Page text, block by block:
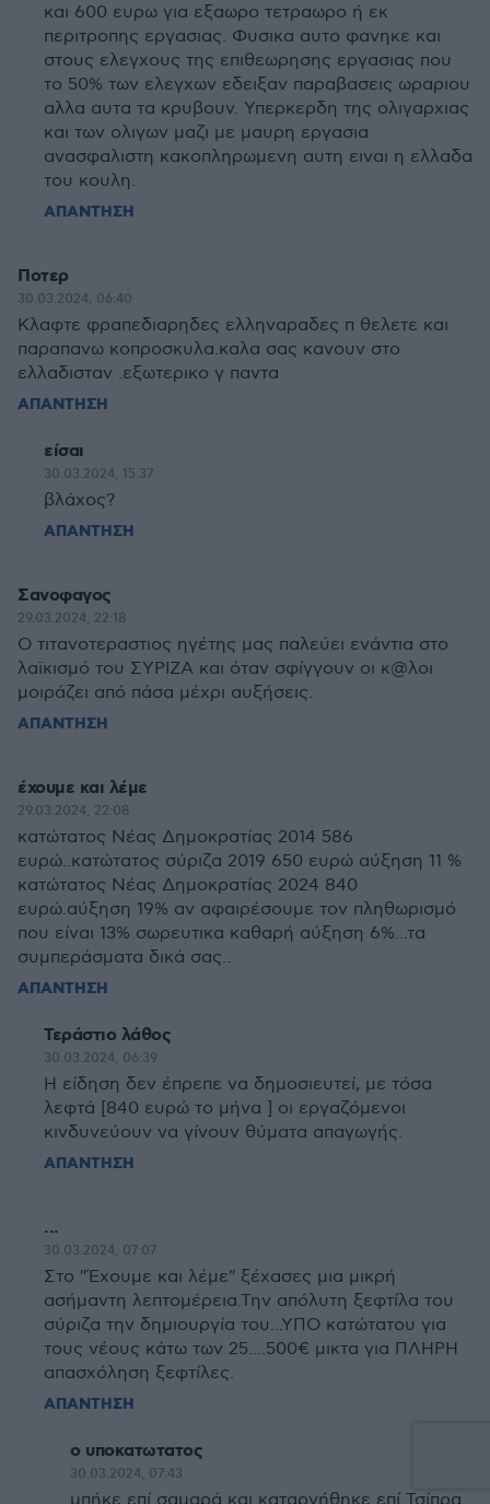
και 600 ευρω για εξαωρο τετραωρο ή εκ
περιτροπης εργασιας. Φυσικα αυτο φανηκε και
στους ελεγχους της επιθεωρησης εργασιας που
το 50% των ελεγχων εδειξαν παραβασεις ωραριου
αλλα αυτα τα κρυβουν. Υπερκερδη της ολιγαρχιας
και των ολιγων μαζι με μαυρη εργασια
ανασφαλιστη κακοπληρωμενη αυτη ειναι η ελλαδα
του κουλη.
ΑΠΑΝΤΗΣΗ
Ποτερ
30.03.2024, 06:40
Κλαφτε φραπεδιαρηδες ελληναραδες π θελετε και
παραπανω κοπροσκυλα.καλα σας κανουν στο
ελλαδισταν .εξωτερικο γ παντα
ΑΠΑΝΤΗΣΗ
είσαι
30.03.2024, 15:37
βλάχος?
ΑΠΑΝΤΗΣΗ
Σανοφαγος
29.03.2024, 22:18
Ο τιτανοτεραστιος ηγέτης μας παλεύει ενάντια στο
λαϊκισμό του ΣΥΡΙΖΑ και όταν σφίγγουν οι κ@λοι
μοιράζει από πάσα μέχρι αυξήσεις.
ΑΠΑΝΤΗΣΗ
έχουμε και λέμε
29.03.2024, 22:08
κατώτατος Νέας Δημοκρατίας 2014 586
ευρώ..κατώτατος σύριζα 2019 650 ευρώ αύξηση 11 %
κατώτατος Νέας Δημοκρατίας 2024 840
ευρώ.αύξηση 19% αν αφαιρέσουμε τον πληθωρισμό
που είναι 13% σωρευτικα καθαρή αύξηση 6%...τα
συμπεράσματα δικά σας..
ΑΠΑΝΤΗΣΗ
Τεράστιο λάθος
30.03.2024, 06:39
Η είδηση δεν έπρεπε να δημοσιευτεί, με τόσα
λεφτά [840 ευρώ το μήνα ] οι εργαζόμενοι
κινδυνεύουν να γίνουν θύματα απαγωγής.
ΑΠΑΝΤΗΣΗ
...
30.03.2024, 07:07
Στο "Έχουμε και λέμε" ξέχασες μια μικρή
ασήμαντη λεπτομέρεια.Την απόλυτη ξεφτίλα του
σύριζα την δημιουργία του...ΥΠΟ κατώτατου για
τους νέους κάτω των 25....500€ μικτα για ΠΛΗΡΗ
απασχόληση ξεφτίλες.
ΑΠΑΝΤΗΣΗ
ο υποκατωτατος
30.03.2024, 07:43